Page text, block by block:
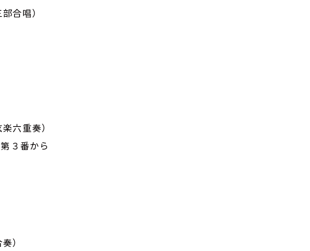
合唱）
六重奏）
第３番から
）